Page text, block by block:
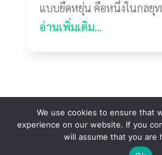
แบบยืดหยุ่น คือหนึ่งในกลยุท
อ่านเพิ่มเติม...
Copyright 2022 © IT-CAT Co.,
Call Center : 099-505-1007
We use cookies to ensure that
experience on our website. If you
will assume that you are